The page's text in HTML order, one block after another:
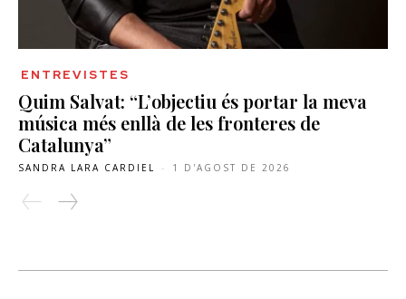
ENTREVISTES
Quim Salvat: “L’objectiu és portar la meva
música més enllà de les fronteres de
Catalunya”
SANDRA LARA CARDIEL - 1 D'AGOST DE 2026